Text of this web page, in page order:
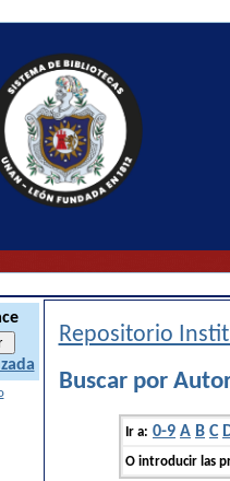
Repositorio
Buscar por
Ir a: 0-9 A B C
O introducir las